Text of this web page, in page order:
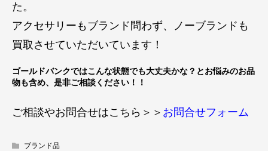
た。
アクセサリーもブランド問わず、ノーブランドも
買取させていただいています！
ゴールドバンクではこんな状態でも大丈夫かな？とお悩みのお品
物も含め、是非ご相談ください！！
ご相談やお問合せはこちら＞＞ お問合せフォーム
ブランド品